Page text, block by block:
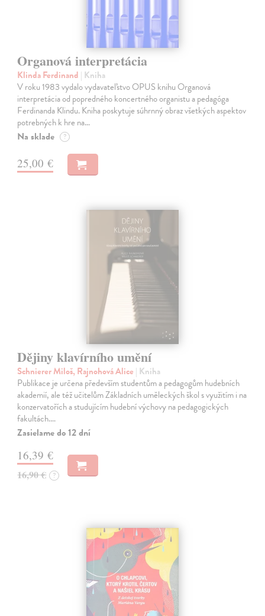
Organová interpretácia
Klinda Ferdinand | Kniha
V roku 1983 vydalo vydavateľstvo OPUS knihu Organová
interpretácia od popredného koncertného organistu a pedagóga
Ferdinanda Klindu. Kniha poskytuje súhrnný obraz všetkých aspektov
potrebných k hre na…
Na sklade ?
25,00 €
Dějiny klavírního umění
Schnierer Miloš, Rajnohová Alice | Kniha
Publikace je určena především studentům a pedagogům hudebních
akademií, ale též učitelům Základních uměleckých škol s využitím i na
konzervatořích a studujícím hudební výchovy na pedagogických
fakultách.…
Zasielame do 12 dní
16,39 €
16,90 € ?